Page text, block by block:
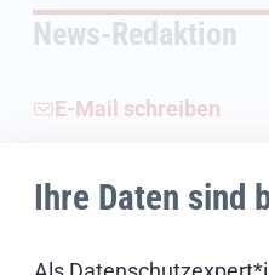
Ihre Daten sind
News-Redaktion
E-Mail schreiben